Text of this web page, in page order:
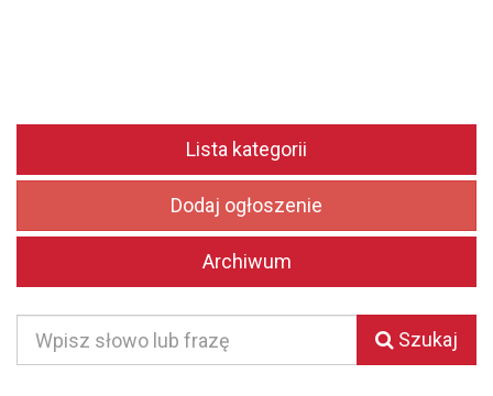
Lista kategorii
Dodaj ogłoszenie
Archiwum
Szukaj